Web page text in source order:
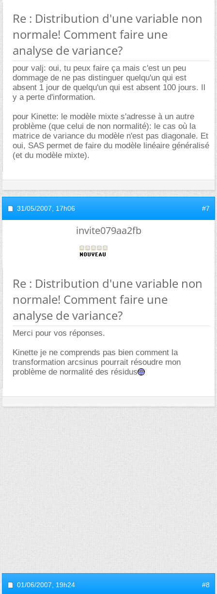
Re : Distribution d'une variable non
normale! Comment faire une
analyse de variance?
pour valj: oui, tu peux faire ça mais c'est un peu
dommage de ne pas distinguer quelqu'un qui est
absent 1 jour de quelqu'un qui est absent 100 jours. Il
y a perte d'information.
pour Kinette: le modèle mixte s'adresse à un autre
problème (que celui de non normalité): le cas où la
matrice de variance du modèle n'est pas diagonale. Et
oui, SAS permet de faire du modèle linéaire généralisé
(et du modèle mixte).
31/05/2007, 17h06 #7
invite079aa2fb
Re : Distribution d'une variable non
normale! Comment faire une
analyse de variance?
Merci pour vos réponses.
Kinette je ne comprends pas bien comment la
transformation arcsinus pourrait résoudre mon
problème de normalité des résidus
01/06/2007, 19h24 #8